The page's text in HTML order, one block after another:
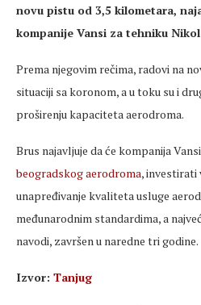
novu pistu od 3,5 kilometara,
kompanije Vansi za tehniku
Prema njegovim rečima, radovi na
situaciji sa koronom, a u toku su i
proširenju kapaciteta aerodroma.
Brus najavljuje da će kompanija
beogradskog aerodroma, investirati
unapređivanje kvaliteta usluge
međunarodnim standardima, a
navodi, završen u naredne tri godine.
Izvor: Tanjug